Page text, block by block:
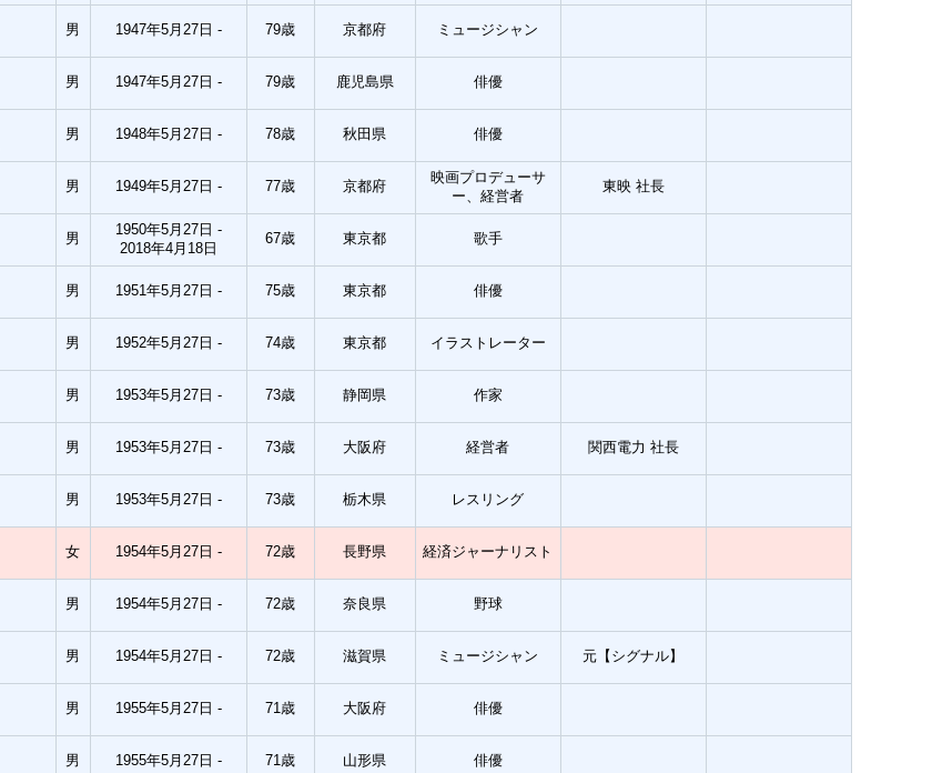
男 1947年5月27日 - 79歳 京都府 ミュージシャン
男 1947年5月27日 - 79歳 鹿児島県 俳優
男 1948年5月27日 - 78歳 秋田県 俳優
男 1949年5月27日 - 77歳 京都府
映画プロデューサ
ー、経営者
東映 社長
男
1950年5月27日 -
2018年4月18日
67歳 東京都 歌手
男 1951年5月27日 - 75歳 東京都 俳優
男 1952年5月27日 - 74歳 東京都 イラストレーター
男 1953年5月27日 - 73歳 静岡県 作家
男 1953年5月27日 - 73歳 大阪府 経営者 関西電力 社長
男 1953年5月27日 - 73歳 栃木県 レスリング
女 1954年5月27日 - 72歳 長野県 経済ジャーナリスト
男 1954年5月27日 - 72歳 奈良県 野球
男 1954年5月27日 - 72歳 滋賀県 ミュージシャン 元【シグナル】
男 1955年5月27日 - 71歳 大阪府 俳優
男 1955年5月27日 - 71歳 山形県 俳優